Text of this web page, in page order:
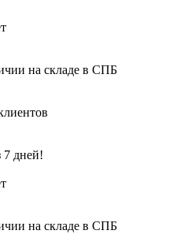
на складе в СПБ
7 дней!
на складе в СПБ